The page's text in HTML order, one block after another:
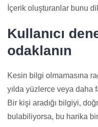
İçerik oluşturanlar bunu
Kullanıcı
odaklanın
Kesin bilgi olmamasına
yılda yüzlerce veya daha
Bir kişi aradığı bilgiyi,
bulabiliyorsa, bu harika